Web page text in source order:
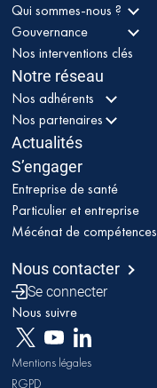
Qui sommes-nous ?
Gouvernance
Nos interventions clés
Notre réseau
Nos adhérents
Nos partenaires
Actualités
S’engager
Entreprise de santé
Particulier et entreprise
Mécénat de compétences
Nous contacter
Se connecter
Nous suivre
Mentions légales
RGPD